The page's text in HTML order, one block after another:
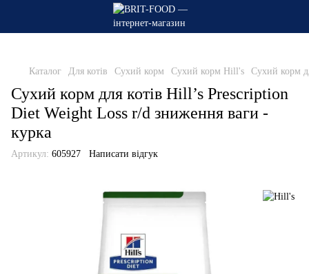
Каталог Для котів Сухий корм Сухий корм Hill's Сухий корм
Сухий корм для котів Hill’s Prescription
Diet Weight Loss r/d зниження ваги -
курка
Артикул: 605927 Написати відгук